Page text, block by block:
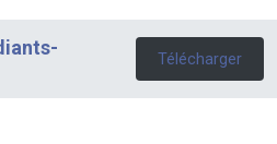
Télécharger